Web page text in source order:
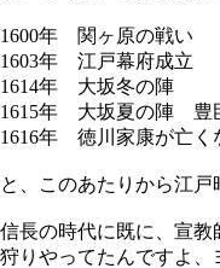
1600年 関ヶ原の戦い
1603年 江戸幕府成立
1614年 大坂冬の陣
1615年 大坂夏の陣 豊
1616年 徳川家康が亡く
と、このあたりから江戸
信長の時代に既に、宣
狩りやってたんですよ、